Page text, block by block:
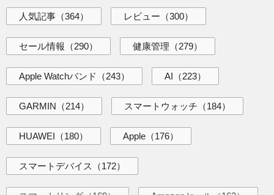
人気記事 （364） レビュー （300）
セール情報 （290） 健康管理 （279）
Apple Watchバンド （243） AI （223）
GARMIN （214） スマートウォッチ （184）
HUAWEI （180） Apple （176）
スマートデバイス （172）